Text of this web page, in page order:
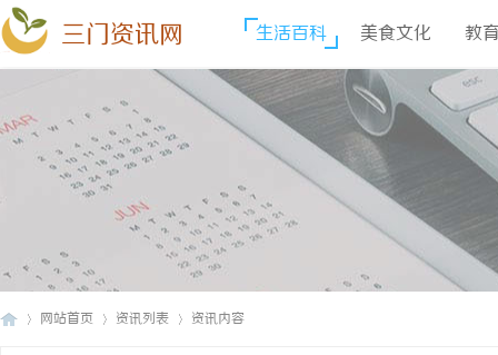
三门资讯网 生活百科 美食文化 教
网站首页 资讯列表 资讯内容